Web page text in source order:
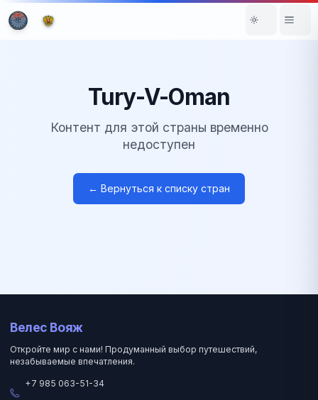
Tury-V-Oman
Контент для этой страны временно
недоступен
← Вернуться к списку стран
Велес Вояж
Откройте мир с нами! Продуманный выбор путешествий,
незабываемые впечатления.
+7 985 063-51-34